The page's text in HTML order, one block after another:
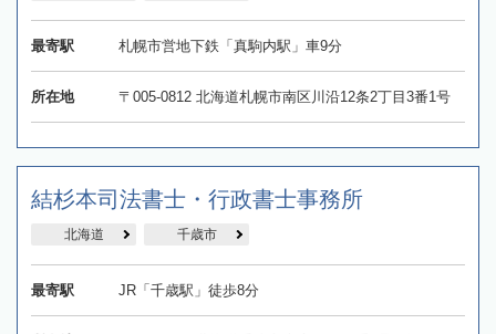
最寄駅 札幌市営地下鉄「真駒内駅」車9分
所在地 〒005-0812 北海道札幌市南区川沿12条2丁目3番1号
結杉本司法書士・行政書士事務所
北海道 千歳市
最寄駅 JR「千歳駅」徒歩8分